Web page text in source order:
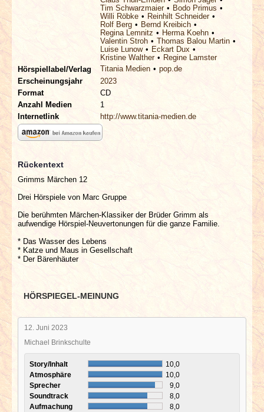
Tim Schwarzmaier
Bodo Primus
Willi Röbke
Reinhilt Schneider
Rolf Berg
Bernd Kreibich
Regina Lemnitz
Herma Koehn
Valentin Stroh
Thomas Balou Martin
Luise Lunow
Eckart Dux
Kristine Walther
Regine Lamster
Hörspiellabel/Verlag
Titania Medien
pop.de
Erscheinungsjahr
2023
Format
CD
Anzahl Medien
1
Internetlink
http://www.titania-medien.de
Rückentext
Grimms Märchen 12
Drei Hörspiele von Marc Gruppe
Die berühmten Märchen-Klassiker der Brüder Grimm als
aufwendige Hörspiel-Neuvertonungen für die ganze Familie.
* Das Wasser des Lebens
* Katze und Maus in Gesellschaft
* Der Bärenhäuter
HÖRSPIEGEL-MEINUNG
12. Juni 2023
Michael Brinkschulte
Story/Inhalt
10,0
Atmosphäre
10,0
Sprecher
9,0
Soundtrack
8,0
Aufmachung
8,0